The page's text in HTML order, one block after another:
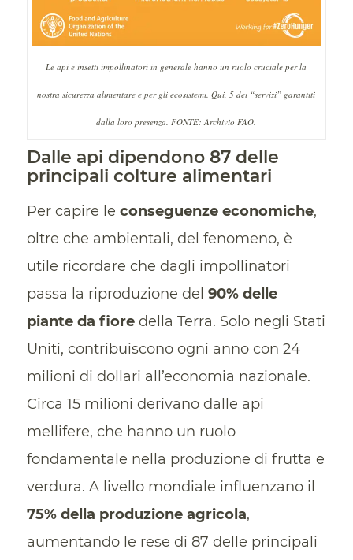
Le api e insetti impollinatori in generale hanno un ruolo cruciale per la
nostra sicurezza alimentare e per gli ecosistemi. Qui, 5 dei “servizi” garantiti
dalla loro presenza. FONTE: Archivio FAO.
Dalle api dipendono 87 delle
principali colture alimentari
Per capire le conseguenze economiche,
oltre che ambientali, del fenomeno, è
utile ricordare che dagli impollinatori
passa la riproduzione del 90% delle
piante da fioredella Terra. Solo negli Stati
Uniti, contribuiscono ogni anno con 24
milioni di dollari all’economia nazionale.
Circa 15 milioni derivano dalle api
mellifere, che hanno un ruolo
fondamentale nella produzione di frutta e
verdura. A livello mondiale influenzano il
75% della produzione agricola,
aumentando le rese di 87 delle principali